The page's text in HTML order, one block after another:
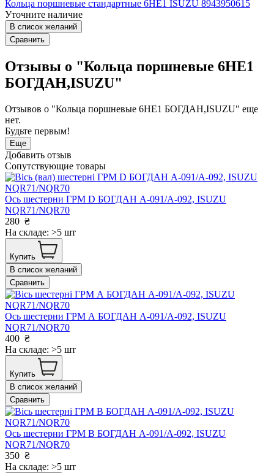
Кольца поршневые стандартные 6НЕ1 ISUZU 8943950615
Уточните наличие
В список желаний
Сравнить
Отзывы о "Кольца поршневые 6НЕ1
БОГДАН,ISUZU"
Отзывов о "Кольца поршневые 6НЕ1 БОГДАН,ISUZU" еще
нет.
Будьте первым!
Еще
Добавить отзыв
Сопутствующие товары
Ось шестерни ГРМ D БОГДАН А-091/А-092, ISUZU
NQR71/NQR70
280 ₴
На складе: >5 шт
Купить
В список желаний
Сравнить
Ось шестерни ГРМ А БОГДАН А-091/А-092, ISUZU
NQR71/NQR70
400 ₴
На складе: >5 шт
Купить
В список желаний
Сравнить
Ось шестерни ГРМ В БОГДАН А-091/А-092, ISUZU
NQR71/NQR70
350 ₴
На складе: >5 шт